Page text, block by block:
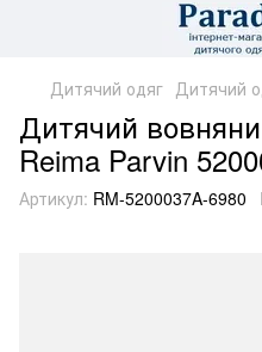
Дитячий одяг Дитячий
Дитячий
Reima Parvin
Артикул: RM-5200037A-6980